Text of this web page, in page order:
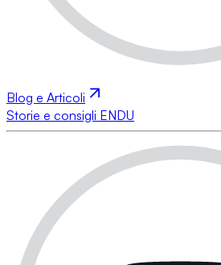
Blog e Articoli
Storie e consigli ENDU